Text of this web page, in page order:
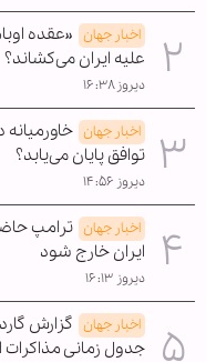
اخبار جهان «عقده
علیه ایران می‌کشاند؟
دیروز ۱۶:۳۸
اخبار جهان خاورمیانه
توافق پایان می‌یابد؟
دیروز ۱۴:۵۶
اخبار جهان ترامپ
ایران خارج شود
دیروز ۱۶:۱۳
اخبار جهان گزارش
جدول زمانی مذاکرات